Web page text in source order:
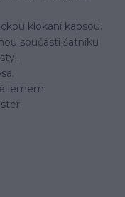
klokaní kapsou.
součástí šatníku
lemem.